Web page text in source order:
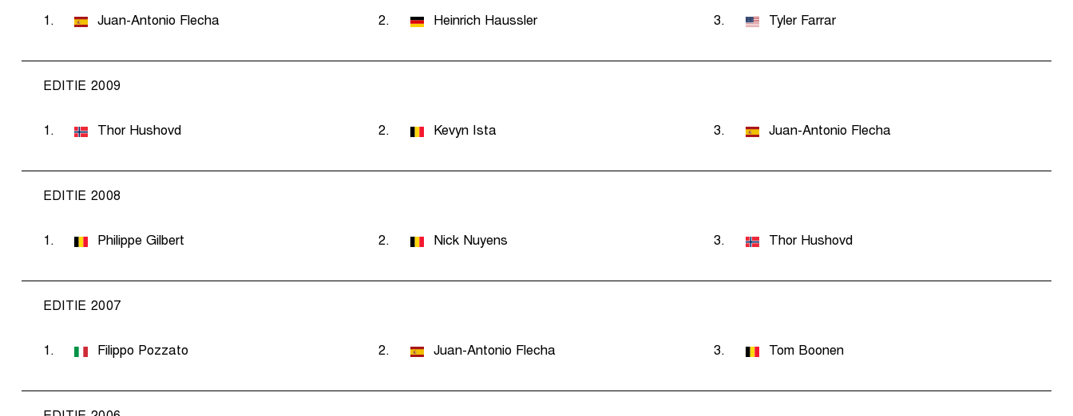
1. Juan-Antonio Flecha 2. Heinrich Haussler 3. Tyler Farrar
EDITIE 2009
1. Thor Hushovd 2. Kevyn Ista 3. Juan-Antonio Flecha
EDITIE 2008
1. Philippe Gilbert 2. Nick Nuyens 3. Thor Hushovd
EDITIE 2007
1. Filippo Pozzato 2. Juan-Antonio Flecha 3. Tom Boonen